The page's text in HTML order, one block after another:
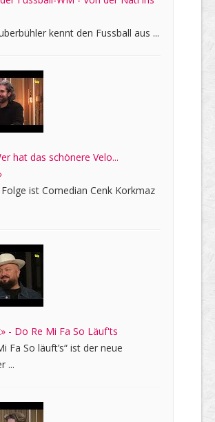
kennt den Fussball aus ...
hat das schönere Velo...
ist Comedian Cenk Korkmaz
- Do Re Mi Fa So Läuf'ts
Fa So läuft’s“ ist der neue
...